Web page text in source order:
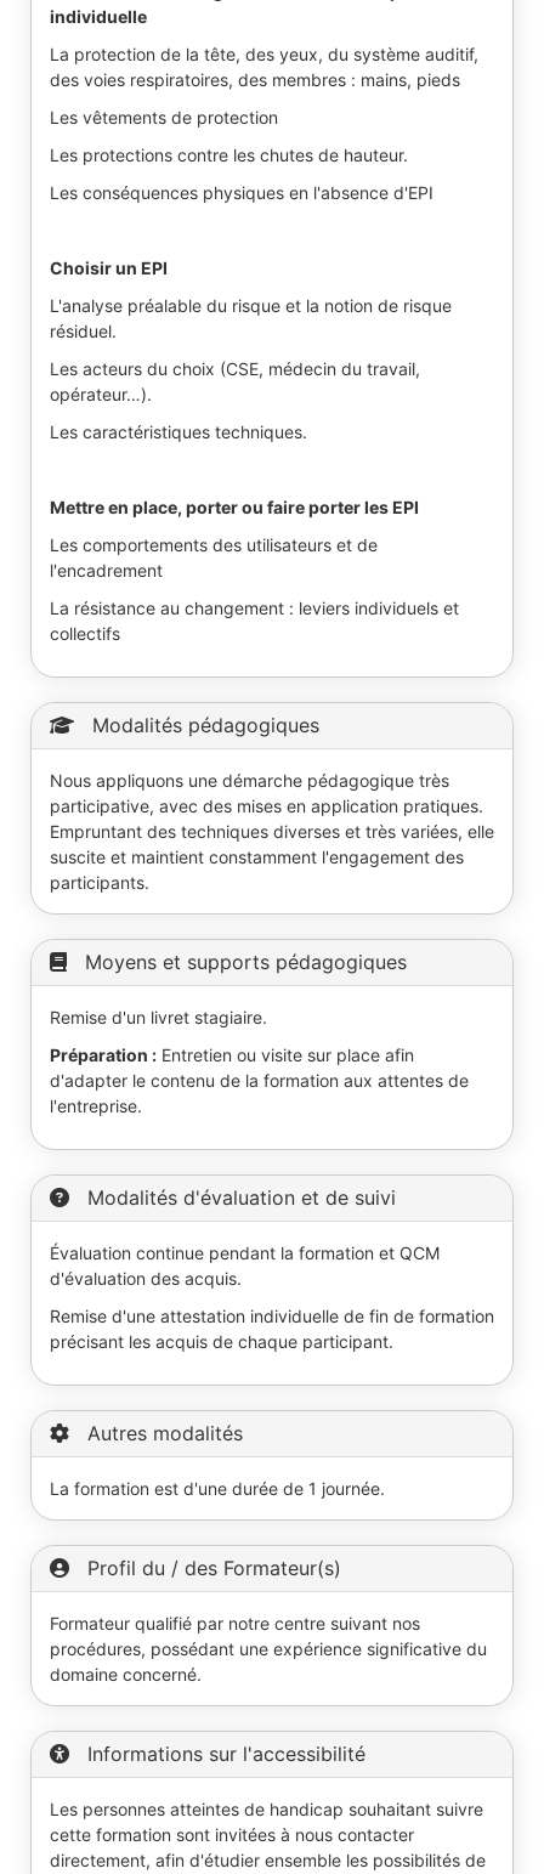
individuelle
La protection de la tête, des yeux, du système auditif,
des voies respiratoires, des membres : mains, pieds
Les vêtements de protection
Les protections contre les chutes de hauteur.
Les conséquences physiques en l'absence d'EPI
Choisir un EPI
L'analyse préalable du risque et la notion de risque
résiduel.
Les acteurs du choix (CSE, médecin du travail,
opérateur…).
Les caractéristiques techniques.
Mettre en place, porter ou faire porter les EPI
Les comportements des utilisateurs et de
l'encadrement
La résistance au changement : leviers individuels et
collectifs
Modalités pédagogiques
Nous appliquons une démarche pédagogique très
participative, avec des mises en application pratiques.
Empruntant des techniques diverses et très variées, elle
suscite et maintient constamment l'engagement des
participants.
Moyens et supports pédagogiques
Remise d'un livret stagiaire.
Préparation : Entretien ou visite sur place afin
d'adapter le contenu de la formation aux attentes de
l'entreprise.
Modalités d'évaluation et de suivi
Évaluation continue pendant la formation et QCM
d'évaluation des acquis.
Remise d'une attestation individuelle de fin de formation
précisant les acquis de chaque participant.
Autres modalités
La formation est d'une durée de 1 journée.
Profil du / des Formateur(s)
Formateur qualifié par notre centre suivant nos
procédures, possédant une expérience significative du
domaine concerné.
Informations sur l'accessibilité
Les personnes atteintes de handicap souhaitant suivre
cette formation sont invitées à nous contacter
directement, afin d'étudier ensemble les possibilités de